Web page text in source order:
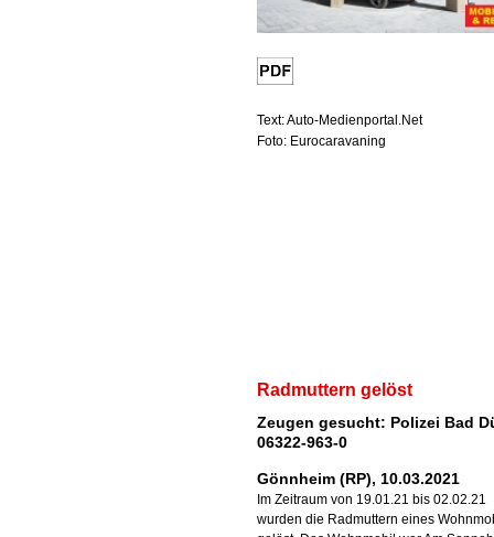
Text: Auto-Medienportal.Net
Foto: Eurocaravaning
Radmuttern gelöst
Zeugen gesucht: Polizei Bad
06322-963-0
Gönnheim (RP), 10.03.2021
Im Zeitraum von 19.01.21 bis 02.02.21
wurden die Radmuttern eines